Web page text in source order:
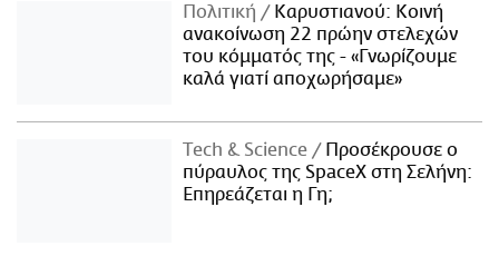
Πολιτική
Καρυστιανού: Κοινή
ανακοίνωση 22 πρώην στελεχών
του κόμματός της - «Γνωρίζουμε
καλά γιατί αποχωρήσαμε»
Τech & Science
Προσέκρουσε ο
πύραυλος της SpaceX στη Σελήνη:
Επηρεάζεται η Γη;